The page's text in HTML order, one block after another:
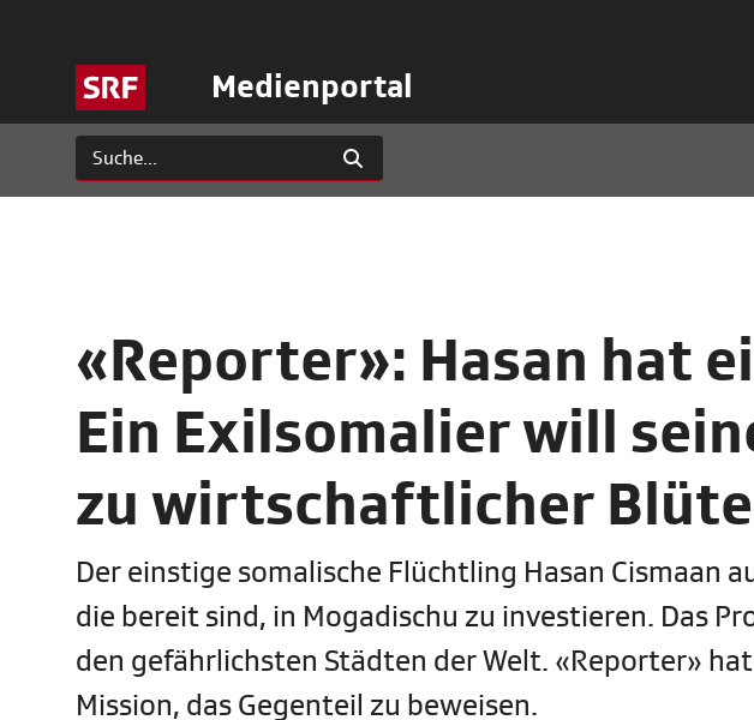
Medienportal
«Reporter»: Hasan hat
Ein Exilsomalier will
zu wirtschaftlicher
Der einstige somalische Flüchtling Hasan Cismaan
die bereit sind, in Mogadischu zu investieren. Das
den gefährlichsten Städten der Welt. «Reporter»
Mission, das Gegenteil zu beweisen.